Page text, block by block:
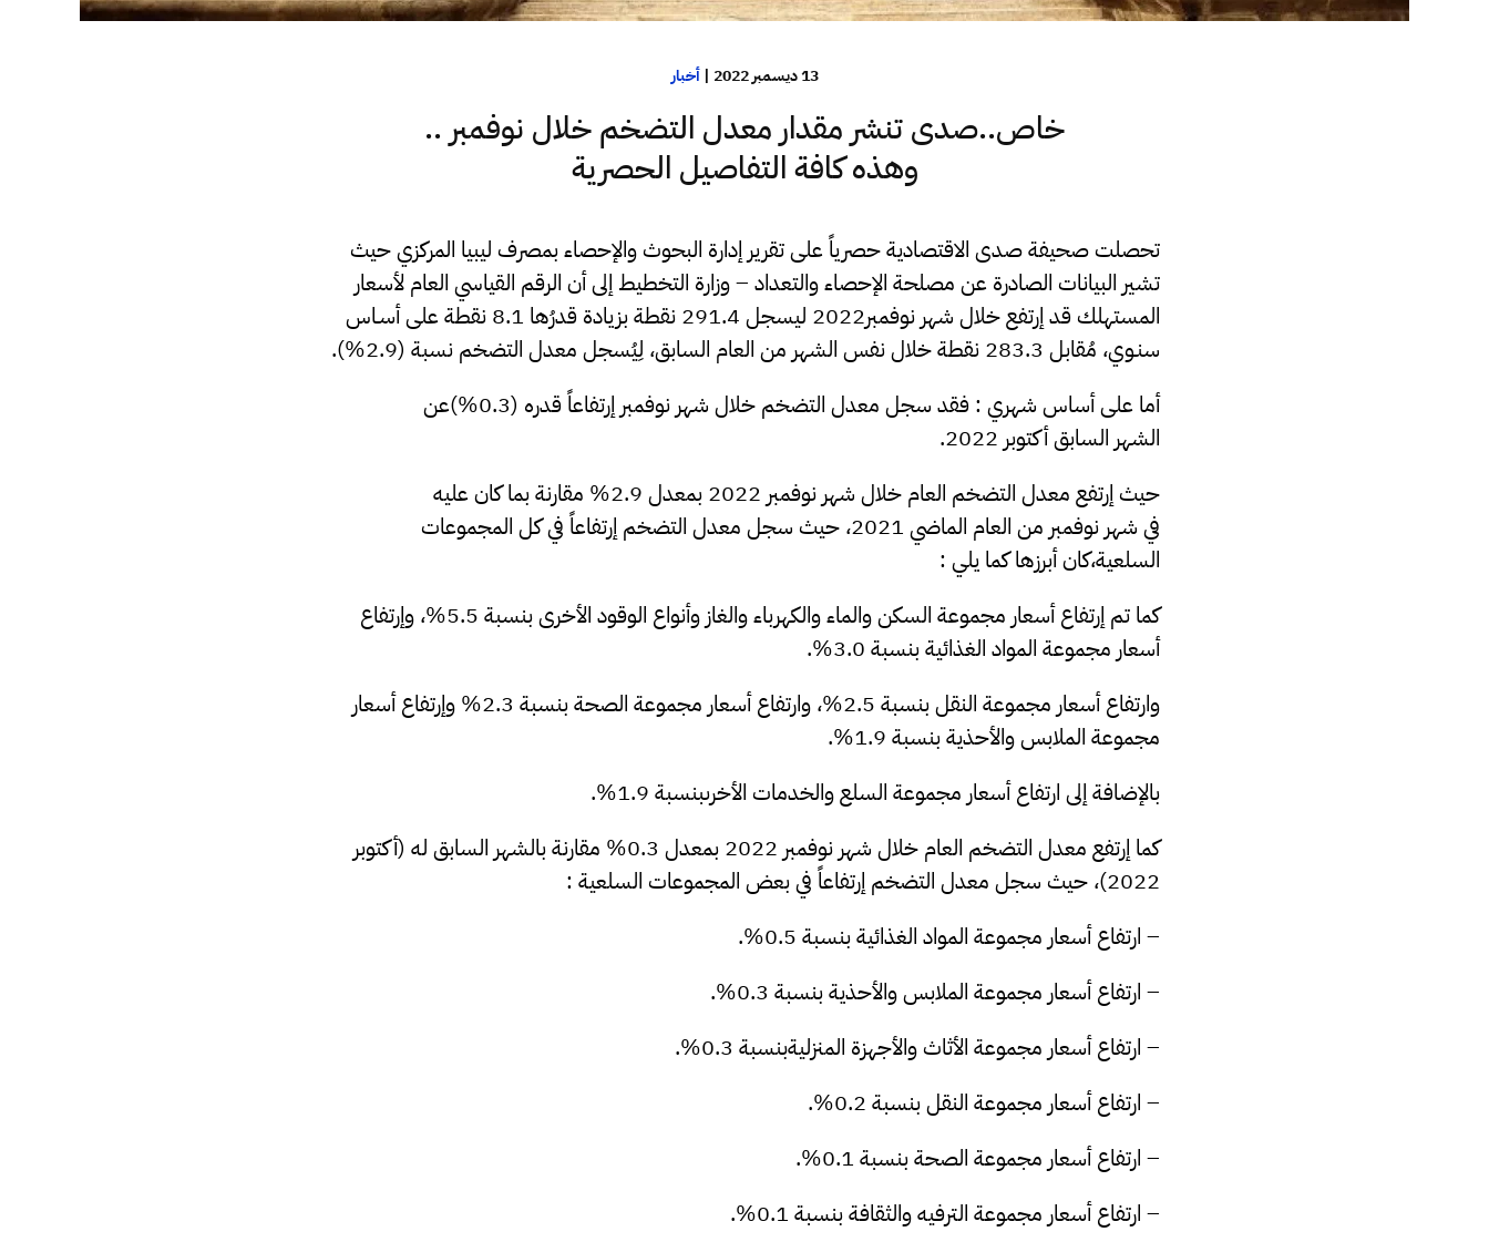
13 ديسمبر 2022 |أخبار
خاص..صدى تنشر مقدار معدل التضخم خلال نوفمبر ..
وهذه كافة التفاصيل الحصرية
تحصلت صحيفة صدى الاقتصادية حصرياً على تقرير إدارة البحوث والإحصاء بمصرف ليبيا المركزي حيث
تشير البيانات الصادرة عن مصلحة الإحصاء والتعداد – وزارة التخطيط إلى أن الرقم القياسي العام لأسعار
المستهلك قد إرتفع خلال شهر نوفمبر2022 ليسجل 291.4 نقطة بزيادة قدرُها 8.1 نقطة
على أسـاس
سنـوي، مُقابل 283.3 نقطة خلال نفس الشهر من العام السابق، لِيُسجل معدل التضخم نسبة
(2.9%).
أما على أساس شهري : فقد سجل معدل التضخم خلال شهر نوفمبر إرتفاعاً قدره (0.3%)
عن
الشهر السابق أكتوبر 2022.
حيث إرتفع معدل التضخم العام خلال شهر نوفمبر 2022 بمعدل 2.9% مقارنة بما كان عليه
في شهر نوفمبر من العام الماضي 2021، حيث سجل معدل التضخم إرتفاعاً في كل المجموعات
السلعية،كان أبرزها كما يلي :
كما تم إرتفاع أسعار مجموعة السكن والماء والكهرباء والغاز وأنواع الوقود الأخرى بنسبة 5.5%
، وإرتفاع
أسعار مجموعة المواد الغذائية بنسبة 3.0%.
وارتفاع أسعار مجموعة النقل بنسبة 2.5%
، وارتفاع أسعار مجموعة الصحة بنسبة 2.3% وإرتفاع أسعار
مجموعة الملابس والأحذية بنسبة 1.9%.
بالإضافة إلى ارتفاع أسعار مجموعة السلع والخدمات الأخرىبنسبة 1.9%.
كما إرتفع معدل التضخم العام خلال شهر نوفمبر 2022 بمعدل 0.3% مقارنة بالشهر السابق له (أكتوبر
2022)، حيث سجل معدل التضخم إرتفاعاً في بعض المجموعات السلعية :
– ارتفاع أسعار مجموعة المواد الغذائية بنسبة 0.5
%.
– ارتفاع أسعار مجموعة الملابس والأحذيةبنسبة 0.3
%.
– ارتفاع أسعار مجموعة الأثاث والأجهزة المنزليةبنسبة 0.3
%.
– ارتفاع أسعار مجموعة النقل بنسبة 0.2
%.
– ارتفاع أسعار مجموعة الصحة بنسبة 0.1
%.
– ارتفاع أسعار مجموعة الترفيه والثقافةبنسبة 0.1
%.